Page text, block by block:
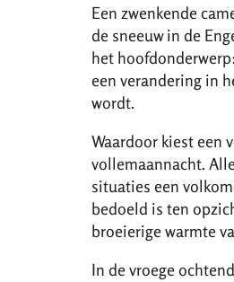
Een zwenkende
de sneeuw in de
het
een verandering in
wordt.
Waardoor kiest een
vollemaannacht.
situaties een
bedoeld is ten
broeierige warmte
In de vroege